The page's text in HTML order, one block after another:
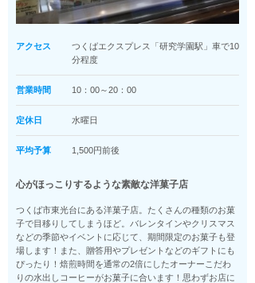
アクセス
つくばエクスプレス「研究学園駅」車で10
分程度
営業時間 10：00～20：00
定休日 水曜日
平均予算 1,500円前後
心がほっこりするような素敵な洋菓子店
つくば市東光台にある洋菓子店。たくさんの種類のお菓
子で目移りしてしまうほど。バレンタインやクリスマス
などの季節やイベントに応じて、期間限定のお菓子も登
場します！また、贈答用やプレゼントなどのギフトにも
ぴったり！焙煎時間を通常の2倍にしたオーナーこだわ
りの水出しコーヒーがお菓子に合います！思わずお店に